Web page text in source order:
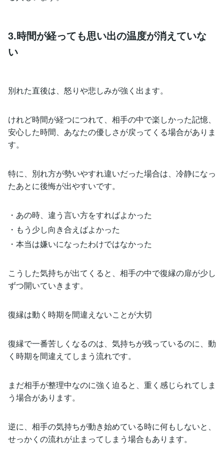
3.時間が経っても思い出の温度が消えていな
い
別れた直後は、怒りや悲しみが強く出ます。
けれど時間が経つにつれて、相手の中で楽しかった記憶、
安心した時間、あなたの優しさが戻ってくる場合がありま
す。
特に、別れ方が勢いやすれ違いだった場合は、冷静になっ
たあとに後悔が出やすいです。
・あの時、違う言い方をすればよかった
・もう少し向き合えばよかった
・本当は嫌いになったわけではなかった
こうした気持ちが出てくると、相手の中で復縁の扉が少し
ずつ開いていきます。
復縁は動く時期を間違えないことが大切
復縁で一番苦しくなるのは、気持ちが残っているのに、動
く時期を間違えてしまう流れです。
まだ相手が整理中なのに強く迫ると、重く感じられてしま
う場合があります。
逆に、相手の気持ちが動き始めている時に何もしないと、
せっかくの流れが止まってしまう場合もあります。